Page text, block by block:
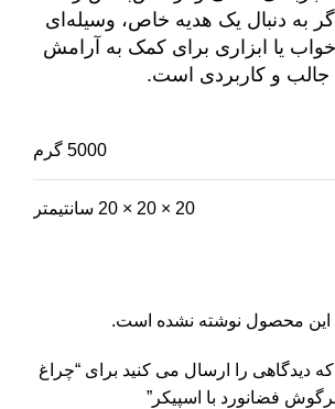
به دنبال یک هدیه خاص، وسیله‌ای
خواب یا ابزاری برای کمک به آرامش
جالب و کاربردی است.
5000 گرم
20 × 20 × 20 سانتیمتر
این محصول نوشته نشده است.
که دیدگاهی را ارسال می کنید برای “چراغ
فضانورد با اسپیکر”